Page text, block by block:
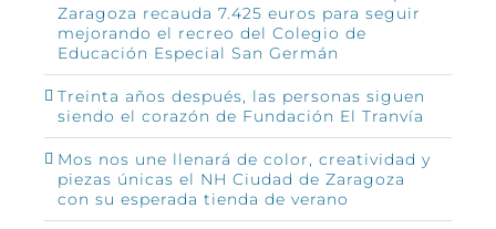
Zaragoza recauda 7.425 euros para seguir
mejorando el recreo del Colegio de
Educación Especial San Germán
Treinta años después, las personas siguen
siendo el corazón de Fundación El Tranvía
Mos nos une llenará de color, creatividad y
piezas únicas el NH Ciudad de Zaragoza
con su esperada tienda de verano